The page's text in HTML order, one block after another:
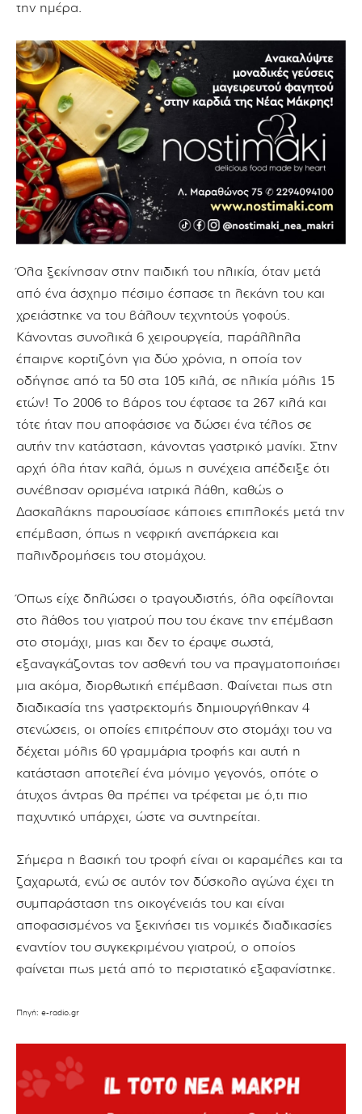
την ημέρα.
Όλα ξεκίνησαν στην παιδική του ηλικία, όταν μετά
από ένα άσχημο πέσιμο έσπασε τη λεκάνη του και
χρειάστηκε να του βάλουν τεχνητούς γοφούς.
Κάνοντας συνολικά 6 χειρουργεία, παράλληλα
έπαιρνε κορτιζόνη για δύο χρόνια, η οποία τον
οδήγησε από τα 50 στα 105 κιλά, σε ηλικία μόλις 15
ετών! Το 2006 το βάρος του έφτασε τα 267 κιλά και
τότε ήταν που αποφάσισε να δώσει ένα τέλος σε
αυτήν την κατάσταση, κάνοντας γαστρικό μανίκι. Στην
αρχή όλα ήταν καλά, όμως η συνέχεια απέδειξε ότι
συνέβησαν ορισμένα ιατρικά λάθη, καθώς ο
Δασκαλάκης παρουσίασε κάποιες επιπλοκές μετά την
επέμβαση, όπως η νεφρική ανεπάρκεια και
παλινδρομήσεις του στομάχου.
Όπως είχε δηλώσει ο τραγουδιστής, όλα οφείλονται
στο λάθος του γιατρού που του έκανε την επέμβαση
στο στομάχι, μιας και δεν το έραψε σωστά,
εξαναγκάζοντας τον ασθενή του να πραγματοποιήσει
μια ακόμα, διορθωτική επέμβαση. Φαίνεται πως στη
διαδικασία της γαστρεκτομής δημιουργήθηκαν 4
στενώσεις, οι οποίες επιτρέπουν στο στομάχι του να
δέχεται μόλις 60 γραμμάρια τροφής και αυτή η
κατάσταση αποτελεί ένα μόνιμο γεγονός, οπότε ο
άτυχος άντρας θα πρέπει να τρέφεται με ό,τι πιο
παχυντικό υπάρχει, ώστε να συντηρείται.
Σήμερα η βασική του τροφή είναι οι καραμέλες και τα
ζαχαρωτά, ενώ σε αυτόν τον δύσκολο αγώνα έχει τη
συμπαράσταση της οικογένειάς του και είναι
αποφασισμένος να ξεκινήσει τις νομικές διαδικασίες
εναντίον του συγκεκριμένου γιατρού, ο οποίος
φαίνεται πως μετά από το περιστατικό εξαφανίστηκε.
Πηγή: e-radio.gr